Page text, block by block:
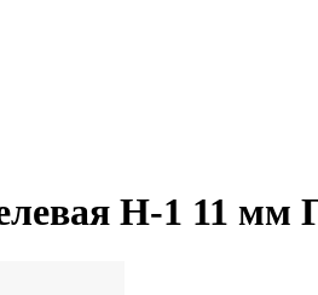
Н-1 11 мм